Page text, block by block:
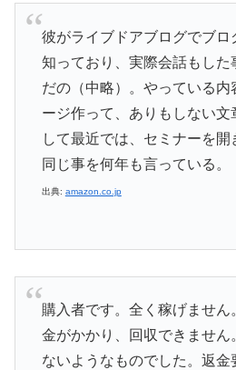
彼がライブドアブログでブロ
知っており、実際会話もした
だの（中略）。やっている
ージ作って、ありもしない文
して最近では、セミナーを開
同じ事を何年も言っている。
出典: amazon.co.jp
購入者です。全く稼げません
金がかかり、回収できません
ないようなものでした。返金